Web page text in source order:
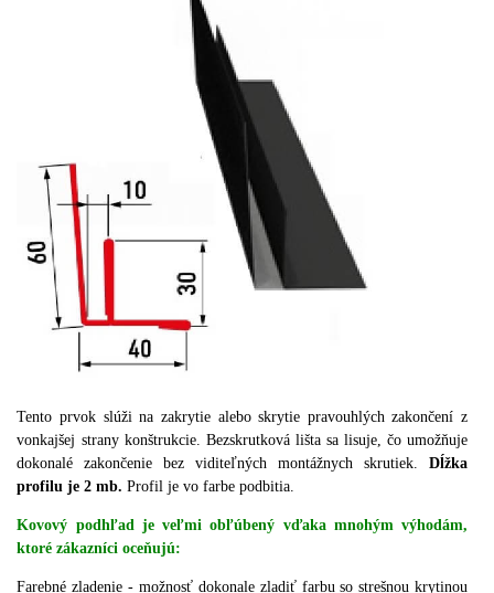
Tento prvok slúži na zakrytie alebo skrytie pravouhlých zakončení z
vonkajšej strany konštrukcie. Bezskrutková lišta sa lisuje, čo umožňuje
dokonalé zakončenie bez viditeľných montážnych skrutiek.
Dĺžka
profilu je 2 mb. Profil je vo farbe podbitia.
Kovový podhľad je veľmi obľúbený vďaka mnohým výhodám,
ktoré zákazníci oceňujú:
Farebné zladenie - možnosť dokonale zladiť farbu so strešnou krytinou